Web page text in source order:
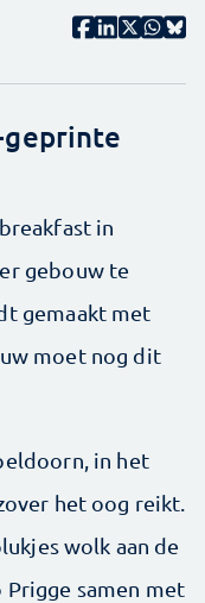
in
gebouw te
gemaakt met
moet nog dit
in het
het oog reikt.
wolk aan de
samen met